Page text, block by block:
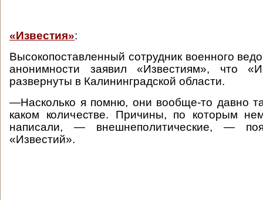
«Известия»:
Высокопоставленный сотрудник военного
анонимности заявил «Известиям», что
развернуты в Калининградской области.
—Насколько я помню, они вообще-то давно
каком количестве. Причины, по которым
написали, — внешнеполитические, —
«Известий».